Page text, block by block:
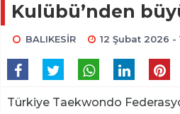
Kulübü’nden
BALIKESİR 12 Şubat 2026 -
Türkiye Taekwondo